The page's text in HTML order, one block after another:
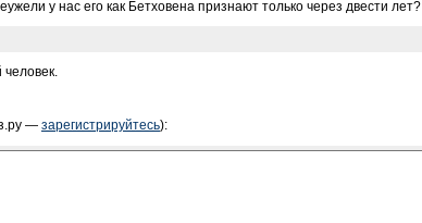
у нас его как Бетховена признают только через двести лет?
— зарегистрируйтесь):